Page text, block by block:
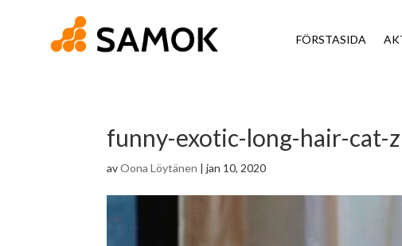
FÖRSTASIDA
funny-exotic-long-hair-cat-
avOona Löytänen |jan 10, 2020